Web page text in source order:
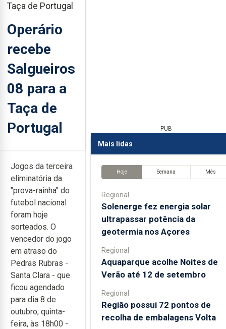
Taça de Portugal
Operário
recebe
Salgueiros
08 para a
Taça de
Portugal
Jogos da terceira
eliminatória da
"prova-rainha" do
futebol nacional
foram hoje
sorteados. O
vencedor do jogo
em atraso do
Pedras Rubras -
Santa Clara - que
ficou agendado
para dia 8 de
outubro, quinta-
feira, às 18h00 -
PUB
Mais lidas
Hoje Semana Mês
Regional
Solenerge fez energia solar
ultrapassar potência da
geotermia nos Açores
Regional
Aquaparque acolhe Noites de
Verão até 12 de setembro
Regional
Região possui 72 pontos de
recolha de embalagens Volta